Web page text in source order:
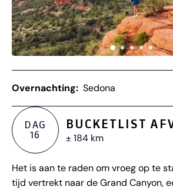
Overnachting: Sedona
DAG
16
BUCKETLIST
± 184 km
Het is aan te raden om vroeg op te
tijd vertrekt naar de Grand Canyon,